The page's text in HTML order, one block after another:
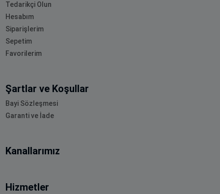
Tedarikçi Olun
Hesabım
Siparişlerim
Sepetim
Favorilerim
Şartlar ve Koşullar
Bayi Sözleşmesi
Garanti ve İade
Kanallarımız
Hizmetler